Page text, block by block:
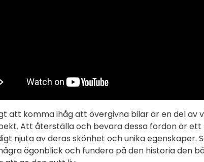
att komma ihåg att övergivna bilar är en del av
Att återställa och bevara dessa fordon är
njuta av deras skönhet och unika egenskaper.
ögonblick och fundera på den historia den